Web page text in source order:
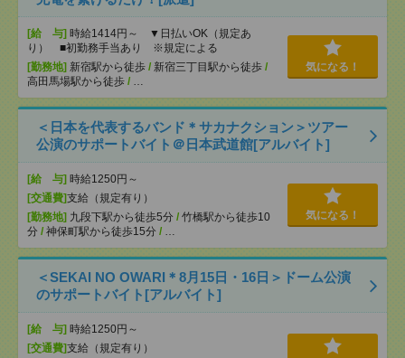
[給 与] 時給1414円～ ▼日払いOK（規定あ
り） ■初勤務手当あり ※規定による
[勤務地] 新宿駅から徒歩 / 新宿三丁目駅から徒歩 /
高田馬場駅から徒歩 / …
気になる！
＜日本を代表するバンド＊サカナクション＞ツアー
公演のサポートバイト＠日本武道館[アルバイト]
[給 与] 時給1250円～
[交通費]支給（規定有り）
[勤務地] 九段下駅から徒歩5分 / 竹橋駅から徒歩10
分 / 神保町駅から徒歩15分 / …
気になる！
＜SEKAI NO OWARI＊8月15日・16日＞ドーム公演
のサポートバイト[アルバイト]
[給 与] 時給1250円～
[交通費]支給（規定有り）